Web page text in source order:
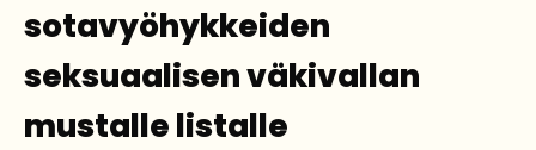
sotavyöhykkeiden
seksuaalisen väkivallan
mustalle listalle